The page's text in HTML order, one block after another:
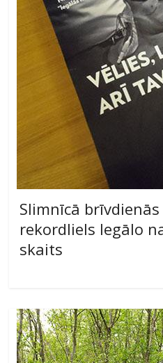
Slimnīcā
rekordliels legālo
skaits